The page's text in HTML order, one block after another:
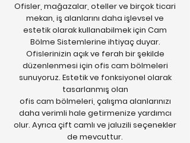
Ofisler, mağazalar, oteller ve birçok ticari
mekan, iş alanlarını daha işlevsel ve
estetik olarak kullanabilmek için Cam
Bölme Sistemlerine ihtiyaç duyar.
Ofislerinizin açık ve ferah bir şekilde
düzenlenmesi için ofis cam bölmeleri
sunuyoruz. Estetik ve fonksiyonel olarak
tasarlanmış olan
ofis cam bölmeleri, çalışma alanlarınızı
daha verimli hale getirmenize yardımcı
olur. Ayrıca çift camlı ve jaluzili seçenekler
de mevcuttur.